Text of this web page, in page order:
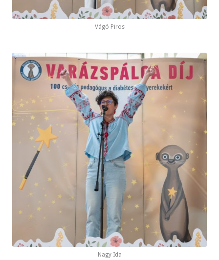
Vágó Piros
Nagy Ida